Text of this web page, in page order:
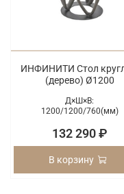
ИНФИНИТИ Стол
(дерево) Ø1200
Д×Ш×В:
1200/1200/760(мм)
132 290 ₽
В корзину